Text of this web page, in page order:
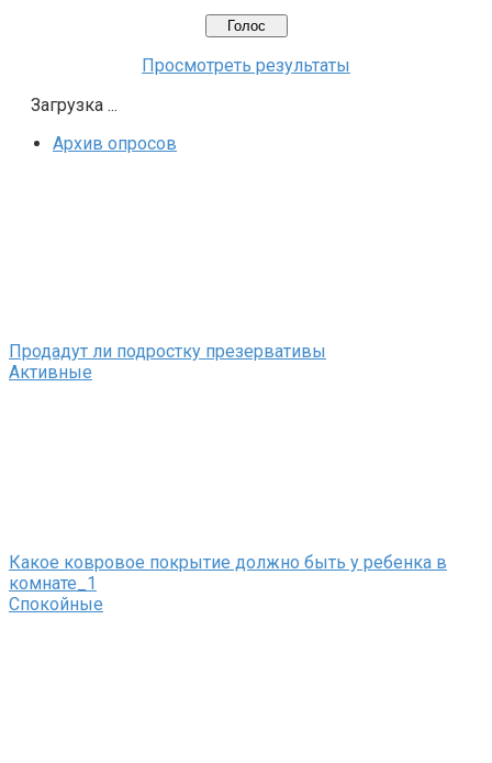
Просмотреть результаты
Загрузка ...
Архив опросов
Продадут ли подростку презервативы
Активные
Какое ковровое покрытие должно быть у ребенка в
комнате_1
Спокойные